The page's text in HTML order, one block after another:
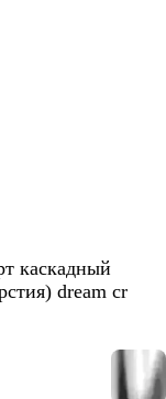
каскадный
dream cr